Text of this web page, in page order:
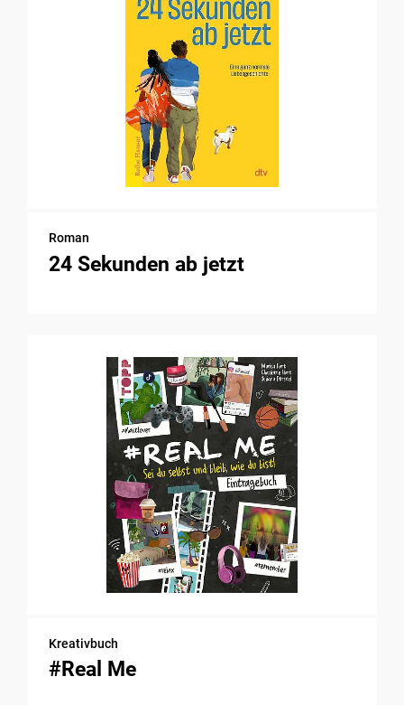
Roman
24 Sekunden ab jetzt
Kreativbuch
#Real Me